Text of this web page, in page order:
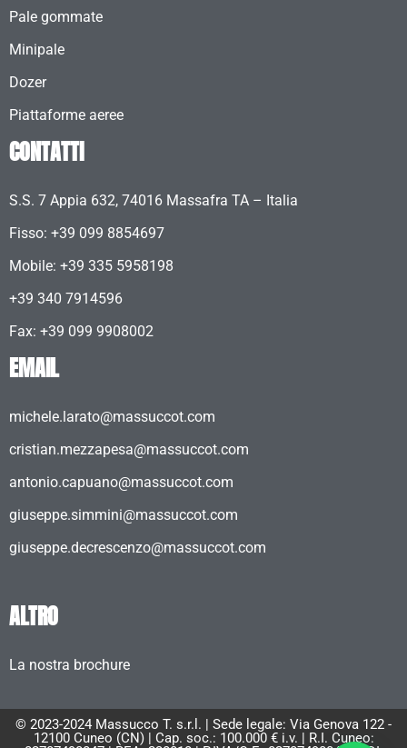
Pale gommate
Minipale
Dozer
Piattaforme aeree
CONTATTI
S.S. 7 Appia 632, 74016 Massafra TA – Italia
Fisso: +39 099 8854697
Mobile: +39 335 5958198
+39 340 7914596
Fax: +39 099 9908002
EMAIL
michele.larato@massuccot.com
cristian.mezzapesa@massuccot.com
antonio.capuano@massuccot.com
giuseppe.simmini@massuccot.com
giuseppe.decrescenzo@massuccot.com
ALTRO
La nostra brochure
© 2023-2024 Massucco T. s.r.l. | Sede legale: Via Genova 122 -
12100 Cuneo (CN) | Cap. soc.: 100.000 € i.v. | R.I. Cuneo: